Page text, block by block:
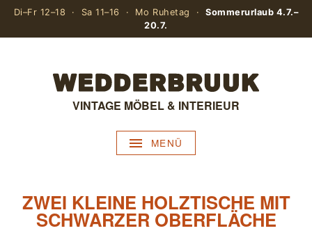
Di–Fr 12–18 · Sa 11–16 · Mo Ruhetag ·Sommerurlaub 4.7.–
20.7.
VINTAGE MÖBEL & INTERIEUR
MENÜ
ZWEI KLEINE HOLZTISCHE MIT
SCHWARZER OBERFLÄCHE